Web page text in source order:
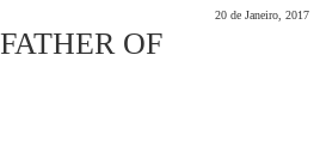
20 de Janeiro, 2017
OF